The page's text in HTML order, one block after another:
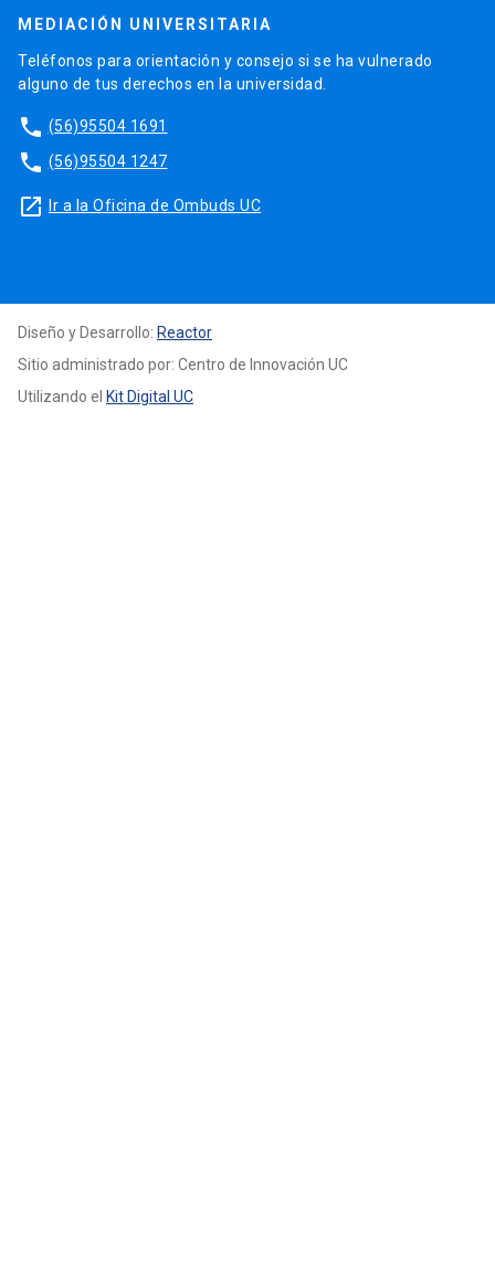
MEDIACIÓN UNIVERSITARIA
Teléfonos para orientación y consejo si se ha vulnerado
alguno de tus derechos en la universidad.
phone (56)95504 1691
phone (56)95504 1247
launch Ir a la Oficina de Ombuds UC
Diseño y Desarrollo: Reactor
Sitio administrado por: Centro de Innovación UC
Utilizando el Kit Digital UC